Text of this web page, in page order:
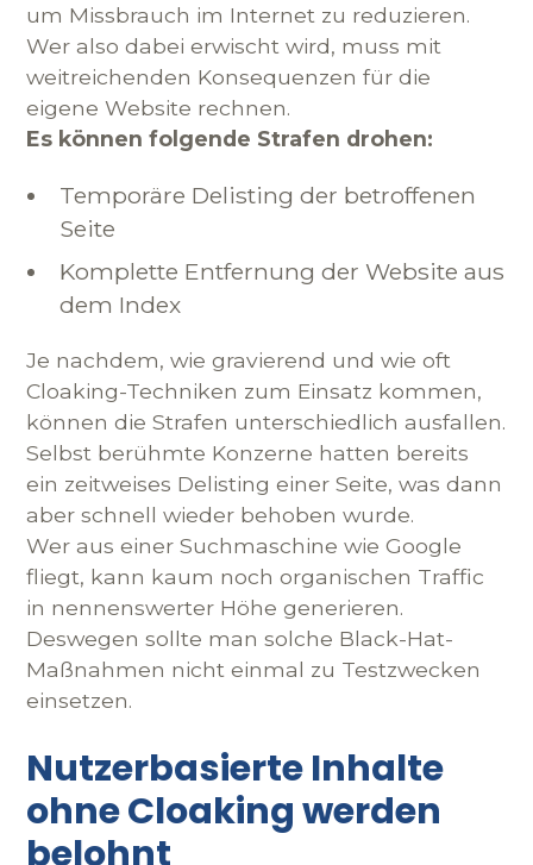
um Missbrauch im Internet zu reduzieren.
Wer also dabei erwischt wird, muss mit
weitreichenden Konsequenzen für die
eigene Website rechnen.
Es können folgende Strafen drohen:
Temporäre Delisting der betroffenen
Seite
Komplette Entfernung der Website aus
dem Index
Je nachdem, wie gravierend und wie oft
Cloaking-Techniken zum Einsatz kommen,
können die Strafen unterschiedlich ausfallen.
Selbst berühmte Konzerne hatten bereits
ein zeitweises Delisting einer Seite, was dann
aber schnell wieder behoben wurde.
Wer aus einer Suchmaschine wie Google
fliegt, kann kaum noch organischen Traffic
in nennenswerter Höhe generieren.
Deswegen sollte man solche Black-Hat-
Maßnahmen nicht einmal zu Testzwecken
einsetzen.
Nutzerbasierte Inhalte
ohne Cloaking werden
belohnt